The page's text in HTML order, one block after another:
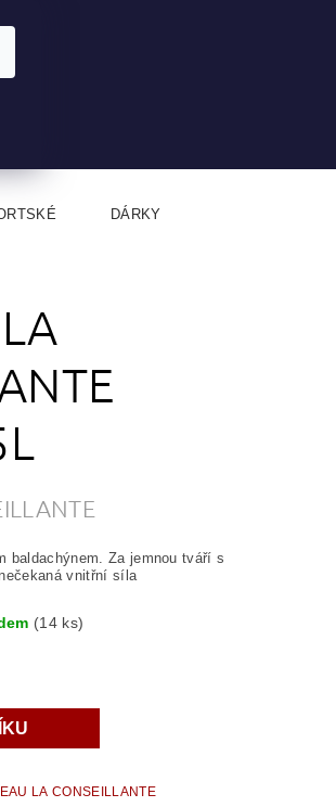
DÁRKY
baldachýnem. Za jemnou tváří s
vnitřní síla
(14 ks)
LA CONSEILLANTE